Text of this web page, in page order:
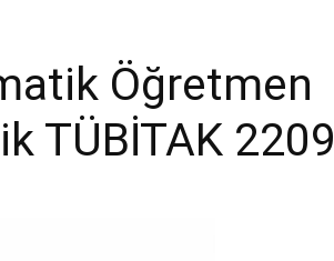
Öğretmen
TÜBİTAK 2209